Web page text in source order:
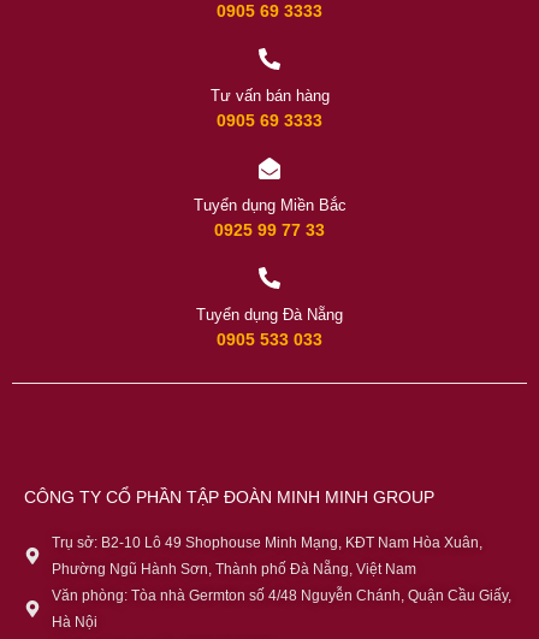
0905 69 3333
Tư vấn bán hàng
0905 69 3333
Tuyển dụng Miền Bắc
0925 99 77 33
Tuyển dụng Đà Nẵng
0905 533 033
CÔNG TY CỔ PHẦN TẬP ĐOÀN MINH MINH GROUP
Trụ sở: B2-10 Lô 49 Shophouse Minh Mạng, KĐT Nam Hòa Xuân,
Phường Ngũ Hành Sơn, Thành phố Đà Nẵng, Việt Nam
Văn phòng: Tòa nhà Germton số 4/48 Nguyễn Chánh, Quận Cầu Giấy,
Hà Nội